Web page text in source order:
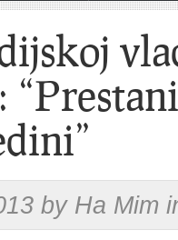
by Ha Mim